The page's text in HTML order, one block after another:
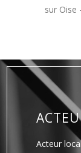
sur Oise
Acteur